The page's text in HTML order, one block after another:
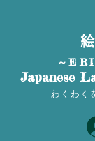
～
Japanese
わくわく